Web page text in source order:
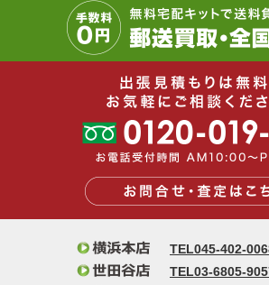
TEL045-402-
TEL03-6805-